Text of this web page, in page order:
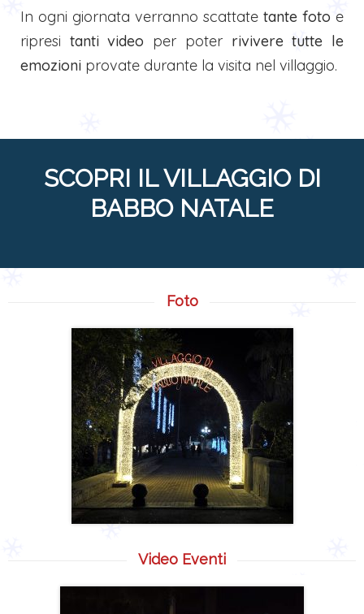
In ogni giornata verranno scattate tante foto e
ripresi tanti video per poter rivivere tutte le
emozioni provate durante la visita nel villaggio.
SCOPRI IL VILLAGGIO DI
BABBO NATALE
Foto
Video Eventi